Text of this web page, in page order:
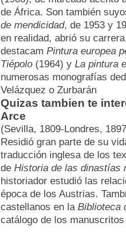
de África. Son también
de mendicidad, de 1953 y
en realidad, abrió su
destacam Pintura europea
Tiépolo (1964) y La pintura
numerosas monografías
Velázquez o Zurbarán
Quizas tambien te
Arce
(Sevilla, 1809-Londres,
Residió gran parte de su
traducción inglesa de los
de Historia de las dinastías
historiador estudió las
época de los Austrias.
castellanos en la Biblioteca
catálogo de los